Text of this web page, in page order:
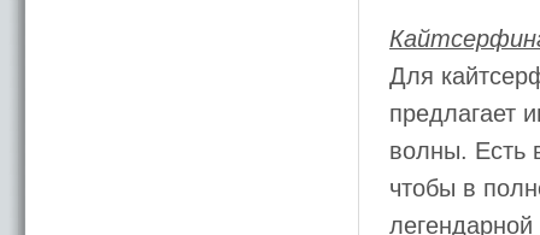
Для
предлагает
волны. Есть
чтобы в